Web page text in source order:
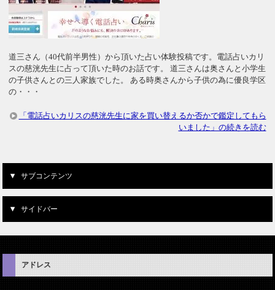
道三さん（40代前半男性）から頂いた占い体験投稿です。電話占いカリ
スの慈洸先生に占って頂いた時のお話です。 道三さんは奥さんと小学生
の子供さんとの三人家族でした。 ある時奥さんから子供の為に優良学区
の・・・
「電話占いカリスの慈洸先生に家を買い替えるか否かで鑑定してもら
いました」の続きを読む
サブコンテンツ
サイドバー
アドレス